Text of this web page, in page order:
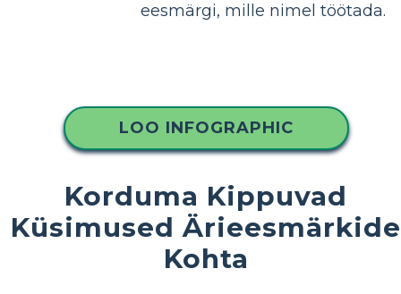
eesmärgi, mille nimel töötada.
LOO INFOGRAPHIC
Korduma Kippuvad
Küsimused Ärieesmärkide
Kohta